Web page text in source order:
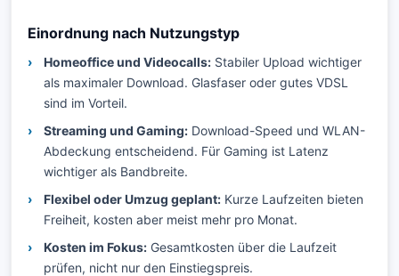
Einordnung nach Nutzungstyp
Homeoffice und Videocalls: Stabiler Upload wichtiger
als maximaler Download. Glasfaser oder gutes VDSL
sind im Vorteil.
Streaming und Gaming: Download-Speed und WLAN-
Abdeckung entscheidend. Für Gaming ist Latenz
wichtiger als Bandbreite.
Flexibel oder Umzug geplant: Kurze Laufzeiten bieten
Freiheit, kosten aber meist mehr pro Monat.
Kosten im Fokus: Gesamtkosten über die Laufzeit
prüfen, nicht nur den Einstiegspreis.